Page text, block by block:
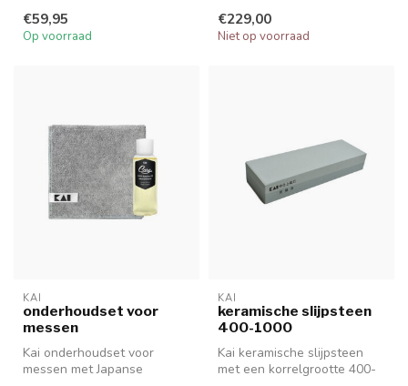
6720C
€59,95
Op voorraad
TDM 1702
€229,00
Niet op voorraad
KAI
onderhoudset voor
messen
Kai onderhoudset voor
messen met Japanse
KAI
keramische slijpsteen
400-1000
Kai keramische slijpsteen
met een korrelgrootte 400-